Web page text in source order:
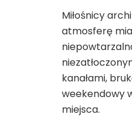
Miłośnicy
atmosferę
kanałami,
weekendowy
miejsca.